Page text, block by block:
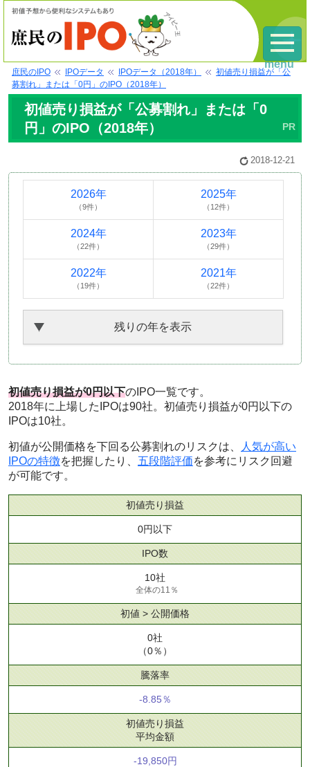
庶民のIPO IPOデータ IPOデータ（2018年）
初値売り損益が「公
募割れ」または「0円」のIPO（2018年）
初値売り損益が「公募割れ」または「0
円」のIPO（2018年）
2018-12-21
2026年
（9件）
2025年
（12件）
2024年
（22件）
2023年
（29件）
2022年
（19件）
2021年
（22件）
残りの年を表示
初値売り損益が0円以下のIPO一覧です。
2018年に上場したIPOは90社。初値売り損益が0円以下の
IPOは10社。
初値が公開価格を下回る公募割れのリスクは、
人気が高い
IPOの特徴を把握したり、 五段階評価を参考にリスク回避
が可能です。
初値売り損益
0円以下
IPO数
10社
全体の11％
初値 > 公開価格
0社
（0％）
騰落率
-8.85％
初値売り損益
平均金額
-19,850円
menu